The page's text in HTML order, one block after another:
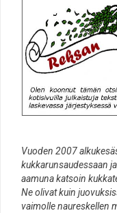
Vuoden 2007
kukkarunsaudessaan
aamuna katsoin
Ne olivat kuin
vaimolle naureskellen